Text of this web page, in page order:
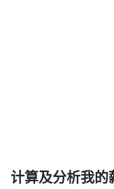
计算及分析我的